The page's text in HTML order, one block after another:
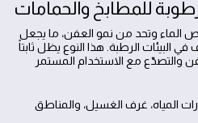
الماء وتحد من نمو العفن، ما يجعل
في البيئات الرطبة. هذا النوع يظل ثابتاً
والتصدّع مع الاستخدام المستمر
المياه، غرف الغسيل، والمناطق